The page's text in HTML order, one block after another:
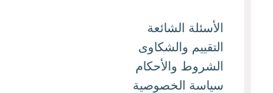
الأسئلة الشائعة
التقييم والشكاوى
الشروط والأحكام
سياسة الخصوصية